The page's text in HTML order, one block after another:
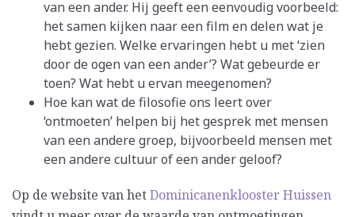
van een ander. Hij geeft een eenvoudig voorbeeld:
het samen kijken naar een film en delen wat je
hebt gezien. Welke ervaringen hebt u met ‘zien
door de ogen van een ander’? Wat gebeurde er
toen? Wat hebt u ervan meegenomen?
Hoe kan wat de filosofie ons leert over
‘ontmoeten’ helpen bij het gesprek met mensen
van een andere groep, bijvoorbeeld mensen met
een andere cultuur of een ander geloof?
Op de website van hetDominicanenklooster Huissen